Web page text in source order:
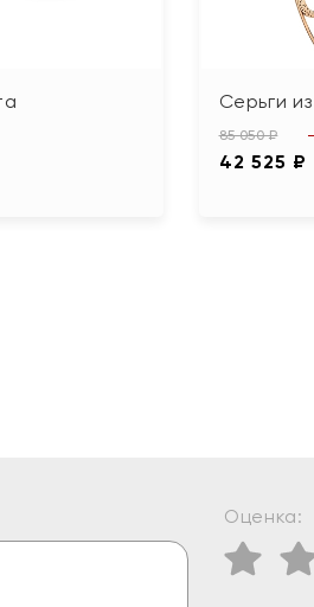
Серьги
85 050 ₽
42 525 ₽
Оценка: